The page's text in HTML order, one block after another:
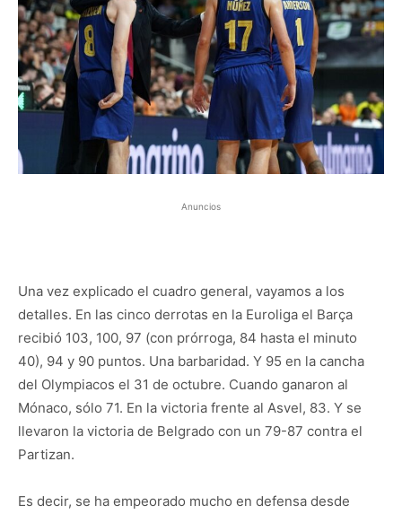
Anuncios
Una vez explicado el cuadro general, vayamos a los
detalles. En las cinco derrotas en la Euroliga el Barça
recibió 103, 100, 97 (con prórroga, 84 hasta el minuto
40), 94 y 90 puntos. Una barbaridad. Y 95 en la cancha
del Olympiacos el 31 de octubre. Cuando ganaron al
Mónaco, sólo 71. En la victoria frente al Asvel, 83. Y se
llevaron la victoria de Belgrado con un 79-87 contra el
Partizan.
Es decir, se ha empeorado mucho en defensa desde